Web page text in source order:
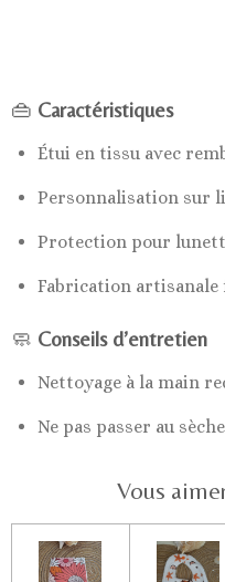
👜 Caractéristiques
Étui en tissu avec
Personnalisation sur
Protection pour
Fabrication artisanale
🧼 Conseils d’entretien
Nettoyage à la main
Ne pas passer au
Vous